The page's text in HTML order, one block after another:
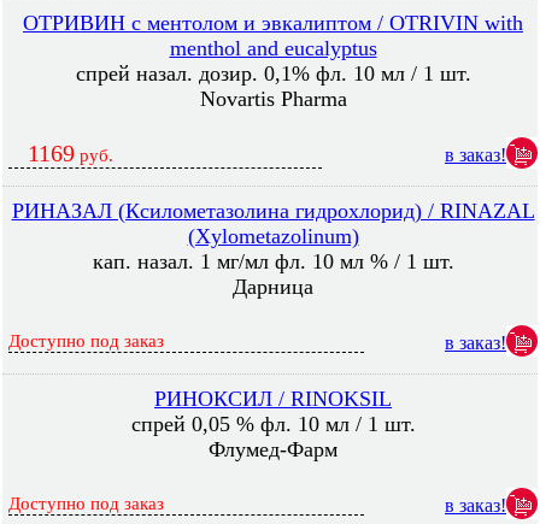
ОТРИВИН с ментолом и эвкалиптом / OTRIVIN with
menthol and eucalyptus
спрей назал. дозир. 0,1% фл. 10 мл / 1 шт.
Novartis Pharma
1169 руб. в заказ!
РИНАЗАЛ (Ксилометазолина гидрохлорид) / RINAZAL
(Xylometazolinum)
кап. назал. 1 мг/мл фл. 10 мл % / 1 шт.
Дарница
Доступно под заказ в заказ!
РИНОКСИЛ / RINOKSIL
спрей 0,05 % фл. 10 мл / 1 шт.
Флумед-Фарм
Доступно под заказ в заказ!